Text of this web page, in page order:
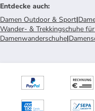
Entdecke auch:
Damen Outdoor & Sport|
Wander- & Trekkingschuhe
Damenwanderschuhe|